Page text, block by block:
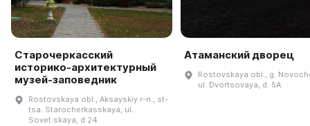
Старочеркасский
историко-архитектурный
музей-заповедник
Rostovskaya obl., Aksayskiy r-n., st-
tsa. Starocherkasskaya, ul.
Sovet·skaya, d 24
Атаманский дворец
Rostovskaya obl., g.
ul. Dvortsovaya, d. 5A